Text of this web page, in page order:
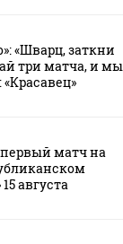
«Шварц, заткни
три матча, и мы
матч на
августа